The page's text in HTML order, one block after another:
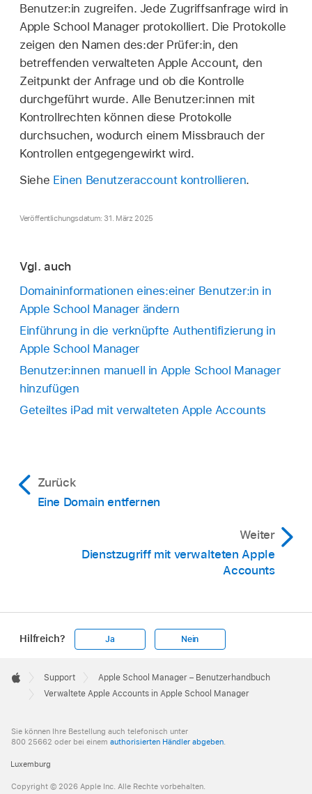
Benutzer:in zugreifen. Jede Zugriffsanfrage wird in
Apple School Manager protokolliert. Die Protokolle
zeigen den Namen des:der Prüfer:in, den
betreffendenverwalteten Apple Account, den
Zeitpunkt der Anfrage und ob die Kontrolle
durchgeführt wurde. Alle Benutzer:innen mit
Kontrollrechten können diese Protokolle
durchsuchen, wodurch einem Missbrauch der
Kontrollen entgegengewirkt wird.
Siehe Einen Benutzeraccount kontrollieren.
Veröffentlichungsdatum: 31. März 2025
Vgl. auch
Domaininformationen eines:einer Benutzer:in in
Apple School Manager ändern
Einführung in die verknüpfte Authentifizierung in
Apple School Manager
Benutzer:innen manuell in Apple School Manager
hinzufügen
Geteiltes iPad mit verwalteten Apple Accounts
Zurück
Eine Domain entfernen
Weiter
Dienstzugriff mit verwalteten Apple
Accounts
Hilfreich? Ja Nein
Footer

Apple
Support
Apple School Manager – Benutzerhandbuch
Verwaltete Apple Accounts in Apple School Manager
Sie können Ihre Bestellung auch telefonisch unter
800 25662 oder bei einem authorisierten Händler abgeben
Luxemburg
Copyright © 2026 Apple Inc. Alle Rechte vorbehalten.